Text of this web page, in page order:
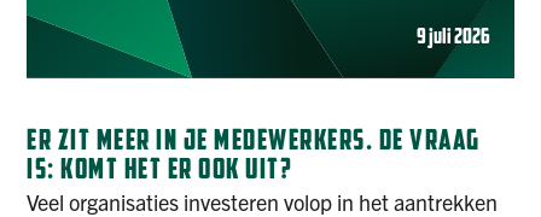
9 juli 2026
ER ZIT MEER IN JE MEDEWERKERS. DE VRAAG
IS: KOMT HET ER OOK UIT?
Veel organisaties investeren volop in het aantrekken